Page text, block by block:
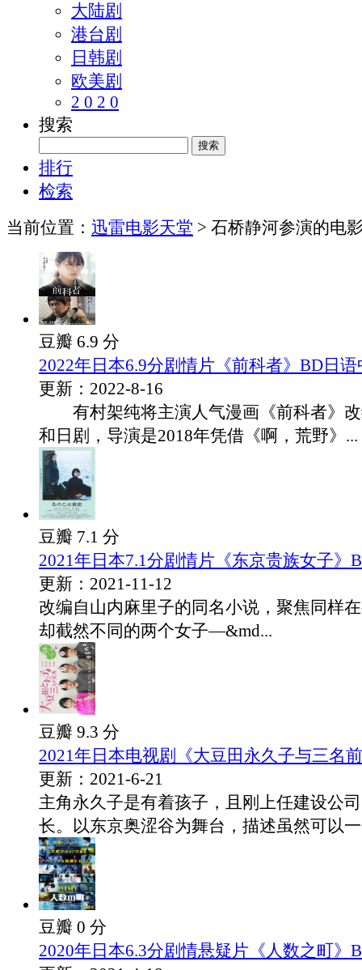
大陆剧
港台剧
日韩剧
欧美剧
2 0 2 0
搜索
排行
检索
当前位置： 迅雷电影天堂 > 石桥静河参演的电
豆瓣 6.9 分
2022年日本6.9分剧情片《前科者》BD日语
更新：2022-8-16
有村架纯将主演人气漫画《前科者》改
和日剧，导演是2018年凭借《啊，荒野》...
豆瓣 7.1 分
2021年日本7.1分剧情片《东京贵族女子》
更新：2021-11-12
改编自山内麻里子的同名小说，聚焦同样
却截然不同的两个女子—&md...
豆瓣 9.3 分
2021年日本电视剧《大豆田永久子与三名
更新：2021-6-21
主角永久子是有着孩子，且刚上任建设公
长。以东京奥涩谷为舞台，描述虽然可以
豆瓣 0 分
2020年日本6.3分剧情悬疑片《人数之町》